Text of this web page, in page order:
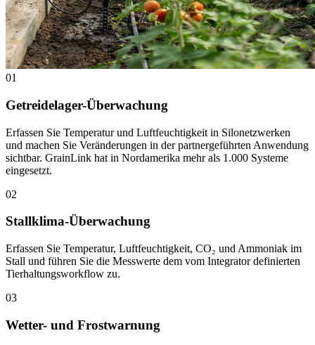
01
Getreidelager-Überwachung
Erfassen Sie Temperatur und Luftfeuchtigkeit in Silonetzwerken
und machen Sie Veränderungen in der partnergeführten Anwendung
sichtbar. GrainLink hat in Nordamerika mehr als 1.000 Systeme
eingesetzt.
02
Stallklima-Überwachung
Erfassen Sie Temperatur, Luftfeuchtigkeit, CO₂ und Ammoniak im
Stall und führen Sie die Messwerte dem vom Integrator definierten
Tierhaltungsworkflow zu.
03
Wetter- und Frostwarnung